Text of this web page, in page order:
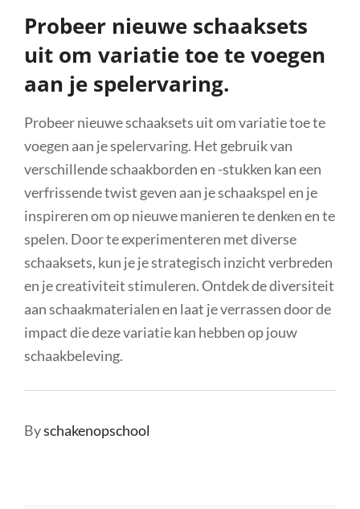
Probeer nieuwe schaaksets
uit om variatie toe te voegen
aan je spelervaring.
Probeer nieuwe schaaksets uit om variatie toe te
voegen aan je spelervaring. Het gebruik van
verschillende schaakborden en -stukken kan een
verfrissende twist geven aan je schaakspel en je
inspireren om op nieuwe manieren te denken en te
spelen. Door te experimenteren met diverse
schaaksets, kun je je strategisch inzicht verbreden
en je creativiteit stimuleren. Ontdek de diversiteit
aan schaakmaterialen en laat je verrassen door de
impact die deze variatie kan hebben op jouw
schaakbeleving.
Byschakenopschool